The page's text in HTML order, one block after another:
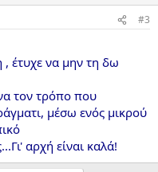
#3
έτυχε να μην τη δω
τον τρόπο που
μέσω ενός μικρού
αρχή είναι καλά!